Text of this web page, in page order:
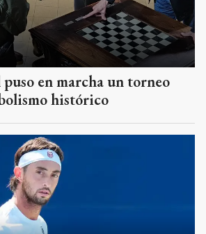
en marcha un torneo
histórico